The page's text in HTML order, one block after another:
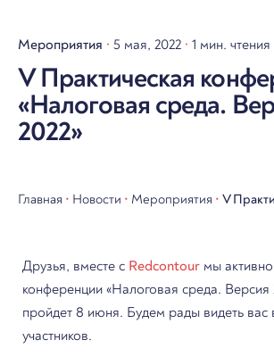
Мероприятия 5 мая, 2022 1 мин. чтения
V Практическая
«Налоговая среда.
2022»
Главная • Новости • Мероприятия • V
Друзья, вместе с Redcontour мы
конференции «Налоговая среда. Версия
пройдет 8 июня. Будем рады видеть вас
участников.